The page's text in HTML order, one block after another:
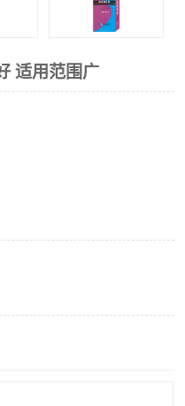
适用范围广
混凝土防碳化涂料